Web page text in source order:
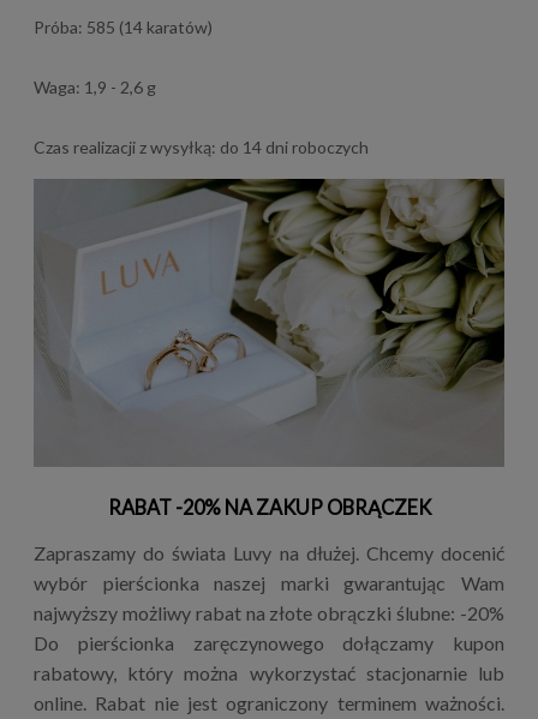
Próba: 585 (14 karatów)
Waga: 1,9 - 2,6 g
Czas realizacji z wysyłką: do 14 dni roboczych
RABAT -20% NA ZAKUP OBRĄCZEK
Zapraszamy do świata Luvy na dłużej. Chcemy docenić
wybór pierścionka naszej marki gwarantując Wam
najwyższy możliwy rabat na złote obrączki ślubne: -20%
Do pierścionka zaręczynowego dołączamy kupon
rabatowy, który można wykorzystać stacjonarnie lub
online. Rabat nie jest ograniczony terminem ważności.